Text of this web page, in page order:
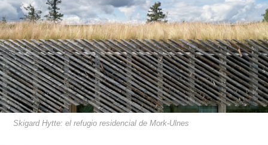
Skigard Hytte: el refugio residencial de Mork-Ulnes